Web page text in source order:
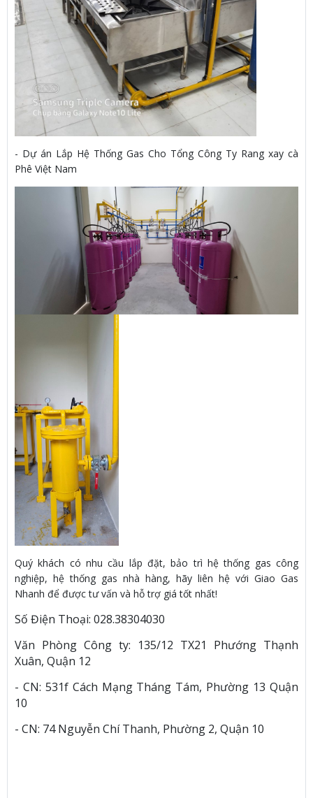
- Dự án Lắp Hệ Thống Gas Cho Tổng Công Ty Rang xay cà
Phê Việt Nam
Quý khách có nhu cầu lắp đặt, bảo trì hệ thống gas công
nghiệp, hệ thống gas nhà hàng, hãy liên hệ với Giao Gas
Nhanh để được tư vấn và hỗ trợ giá tốt nhất!
Số Điện Thoại: 028.38304030
Văn Phòng Công ty: 135/12 TX21 Phướng Thạnh
Xuân, Quận 12
- CN: 531f Cách Mạng Tháng Tám, Phường 13 Quận
10
- CN: 74 Nguyễn Chí Thanh, Phường 2, Quận 10